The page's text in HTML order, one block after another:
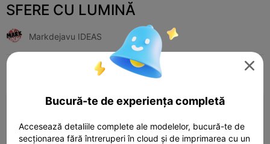
SFERE CU LUMINĂ
Markdejavu IDEAS
Adaugă Household Lighting & Lamps 
Câștigă mai multe puncte

Bucură-te de experiența completă
Accesează detaliile complete ale modelelor, bucură-te de
secționarea fără întreruperi în cloud și de imprimarea cu un